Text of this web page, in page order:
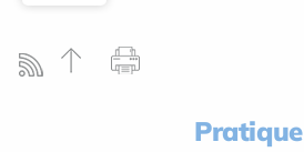
Pratique